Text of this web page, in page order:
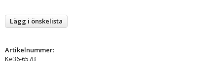
Lägg i önskelista
Artikelnummer:
Ke36-657B